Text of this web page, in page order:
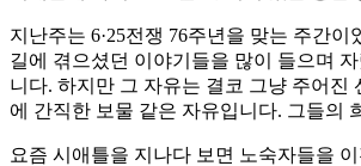
지난주는 6·25전쟁 76주년을 맞는 주간
길에 겪으셨던 이야기들을 많이 들으며
니다. 하지만 그 자유는 결코 그냥 주어진
에 간직한 보물 같은 자유입니다. 그들의
요즘 시애틀을 지나다 보면 노숙자들을